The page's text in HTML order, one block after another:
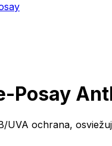
Posay
UVA ochrana,